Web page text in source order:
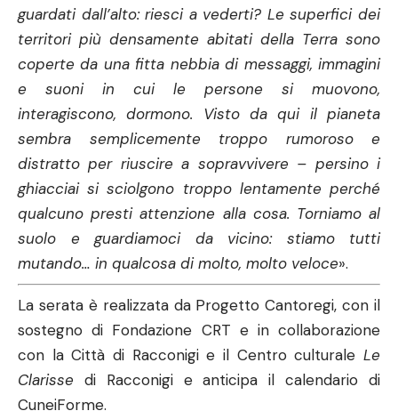
guardati dall’alto: riesci a vederti? Le superfici dei
territori più densamente abitati della Terra sono
coperte da una fitta nebbia di messaggi, immagini
e suoni in cui le persone si muovono,
interagiscono, dormono. Visto da qui il pianeta
sembra semplicemente troppo rumoroso e
distratto per riuscire a sopravvivere – persino i
ghiacciai si sciolgono troppo lentamente perché
qualcuno presti attenzione alla cosa. Torniamo al
suolo e guardiamoci da vicino: stiamo tutti
mutando… in qualcosa di molto, molto veloce».
La serata è realizzata da Progetto Cantoregi, con il
sostegno di Fondazione CRT e in collaborazione
con la Città di Racconigi e il Centro culturale Le
Clarisse di Racconigi e anticipa il calendario di
CuneiForme.